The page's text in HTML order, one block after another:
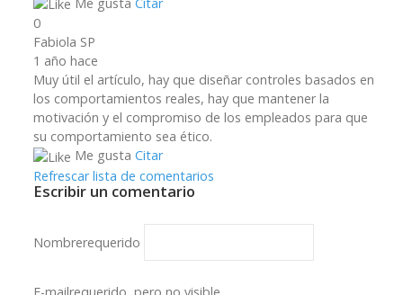
0
Fabiola SP
1 año hace
Muy útil el artículo, hay que diseñar controles basados en
los comportamientos reales, hay que mantener la
motivación y el compromiso de los empleados para que
su comportamiento sea ético.
Me gusta Citar
Refrescar lista de comentarios
Escribir un comentario
Nombrerequerido